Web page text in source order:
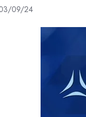
09/24